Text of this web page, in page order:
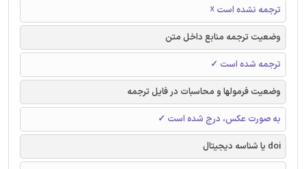
ترجمه نشده است ☓
وضعیت ترجمه منابع داخل متن
ترجمه شده است ✓
وضعیت فرمولها و محاسبات در فایل ترجمه
به صورت عکس، درج شده است ✓
doi یا شناسه دیجیتال